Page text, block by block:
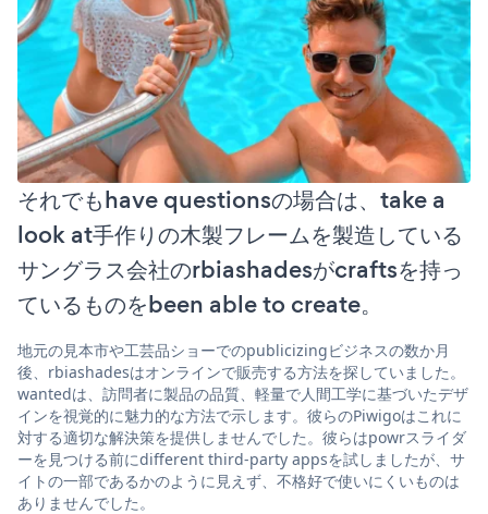
それでもhave questionsの場合は、take a
look at手作りの木製フレームを製造している
サングラス会社のrbiashadesがcraftsを持っ
ているものをbeen able to create。
地元の見本市や工芸品ショーでのpublicizingビジネスの数か月
後、rbiashadesはオンラインで販売する方法を探していました。
wantedは、訪問者に製品の品質、軽量で人間工学に基づいたデザ
インを視覚的に魅力的な方法で示します。彼らのPiwigoはこれに
対する適切な解決策を提供しませんでした。彼らはpowrスライダ
ーを見つける前にdifferent third-party appsを試しましたが、サ
イトの一部であるかのように見えず、不格好で使いにくいものは
ありませんでした。